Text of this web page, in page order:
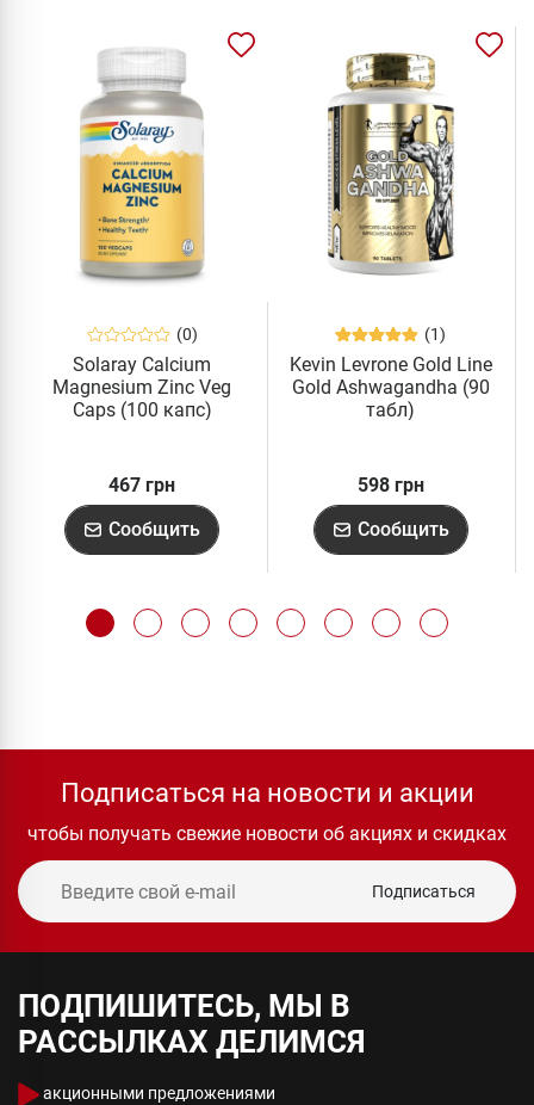
(0)
Solaray Calcium
Magnesium Zinc Veg
Caps (100 капс)
467 грн
Сообщить
(1)
Kevin Levrone Gold Line
Gold Ashwagandha (90
табл)
598 грн
Сообщить
Подписаться на новости и акции
чтобы получать свежие новости об акциях и скидках
Подписаться
ПОДПИШИТЕСЬ, МЫ В
РАССЫЛКАХ ДЕЛИМСЯ
акционными предложениями